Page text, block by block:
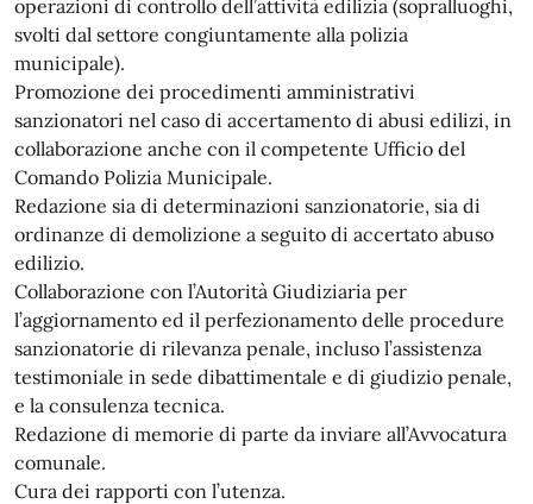
operazioni di controllo dell’attività edilizia (sopralluoghi,
svolti dal settore congiuntamente alla polizia
municipale).
Promozione dei procedimenti amministrativi
sanzionatori nel caso di accertamento di abusi edilizi, in
collaborazione anche con il competente Ufficio del
Comando Polizia Municipale.
Redazione sia di determinazioni sanzionatorie, sia di
ordinanze di demolizione a seguito di accertato abuso
edilizio.
Collaborazione con l’Autorità Giudiziaria per
l’aggiornamento ed il perfezionamento delle procedure
sanzionatorie di rilevanza penale, incluso l’assistenza
testimoniale in sede dibattimentale e di giudizio penale,
e la consulenza tecnica.
Redazione di memorie di parte da inviare all’Avvocatura
comunale.
Cura dei rapporti con l’utenza.